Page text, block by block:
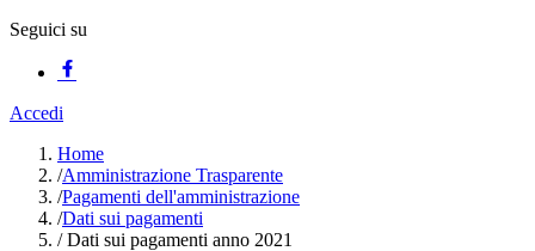
Seguici su
Accedi
Home
/Amministrazione Trasparente
/Pagamenti dell'amministrazione
/Dati sui pagamenti
/Dati sui pagamenti anno 2021